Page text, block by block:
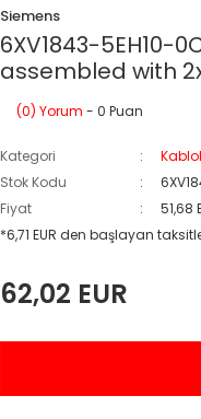
Siemens
6XV1843-5EH10-
assembled with
(0) Yorum - 0 Puan
Kategori
Stok Kodu
Fiyat
51,68
*6,71 EUR den başlayan
62,02 EUR